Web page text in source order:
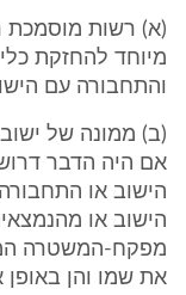
(א) רשות מוסמכת
מיוחד להחזקת
והתחבורה עם
(ב) ממונה של ישוב
אם היה הדבר
הישוב או
הישוב או
מפקח-המשטרה
את שמו והן